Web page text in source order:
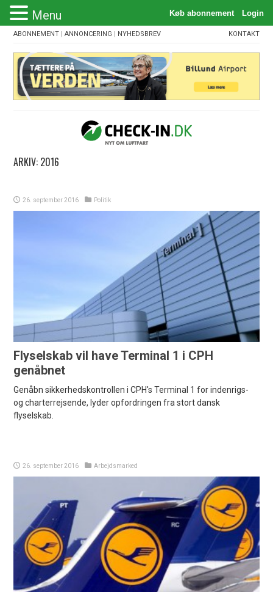
ABONNEMENT |ANNONCERING | NYHEDSBREV KONTAKT
ARKIV: 2016
26. september 2016 Politik
Flyselskab vil have Terminal 1 i CPH
genåbnet
Genåbn sikkerhedskontrollen i CPH's Terminal 1 for indenrigs-
og charterrejsende, lyder opfordringen fra stort dansk
flyselskab.
26. september 2016 Arbejdsmarked
Menu